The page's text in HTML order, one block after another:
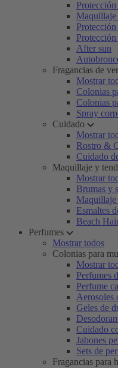
Maquillaje
After sun
Fragancias de
Mostrar
Colonias
Colonias
Spray
Cuidado
Mostrar
Rostro &
Cuidado
Maquillaje y
Mostrar
Brumas y
Maquillaje
Esmaltes
Beach
Perfumes
Mostrar todos
Colonias para
Mostrar
Perfumes
Perfume
Aerosoles
Geles de
Cuidado
Jabones
Sets de
Fragancias para